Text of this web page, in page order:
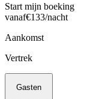
Start mijn boeking
vanaf€133/nacht
Aankomst
Vertrek
Gasten